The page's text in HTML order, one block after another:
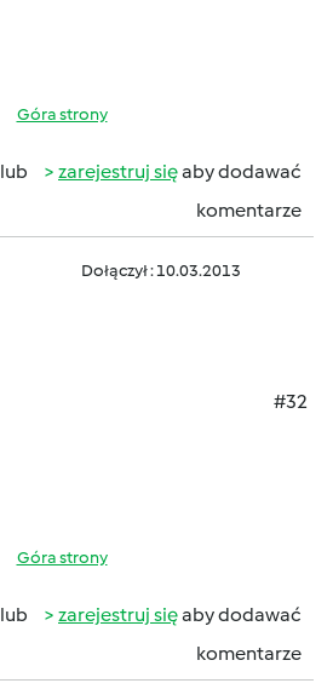
Góra strony
lub zarejestruj sięaby dodawać
komentarze
Dołączył : 10.03.2013
#32
Góra strony
lub zarejestruj sięaby dodawać
komentarze